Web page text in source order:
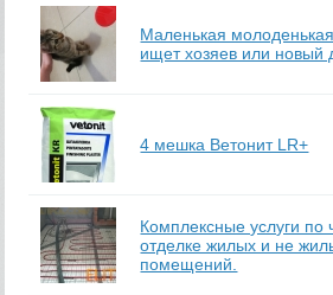
Маленькая
ищет хозяев или новый
4 мешка Ветонит LR+
Комплексные услуги по
отделке жилых и не
помещений.